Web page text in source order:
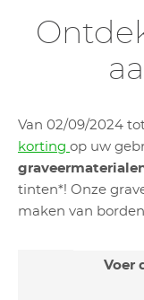
Van 02/09/2024
korting op uw
tinten*! Onze
maken van
Voer